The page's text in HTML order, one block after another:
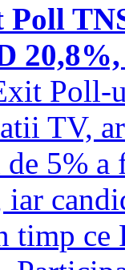
Poll-
TV,
5%
timp ce